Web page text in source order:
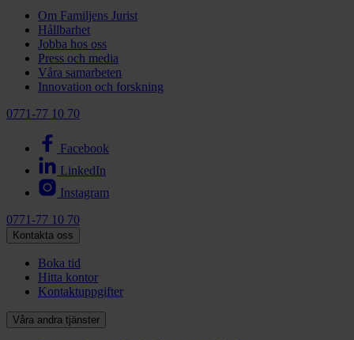
Om Familjens Jurist
Hållbarhet
Jobba hos oss
Press och media
Våra samarbeten
Innovation och forskning
0771-77 10 70
Facebook
LinkedIn
Instagram
0771-77 10 70
Kontakta oss
Boka tid
Hitta kontor
Kontaktuppgifter
Våra andra tjänster